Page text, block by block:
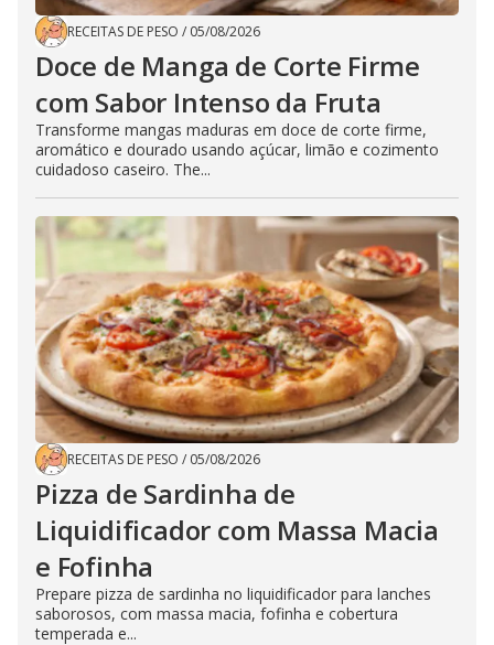
RECEITAS DE PESO / 05/08/2026
Doce de Manga de Corte Firme
com Sabor Intenso da Fruta
Transforme mangas maduras em doce de corte firme,
aromático e dourado usando açúcar, limão e cozimento
cuidadoso caseiro. The...
RECEITAS DE PESO / 05/08/2026
Pizza de Sardinha de
Liquidificador com Massa Macia
e Fofinha
Prepare pizza de sardinha no liquidificador para lanches
saborosos, com massa macia, fofinha e cobertura
temperada e...